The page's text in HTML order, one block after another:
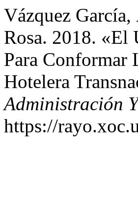
Vázquez
Rosa. 2018. «El
Para Conformar
Hotelera
Administración
https://